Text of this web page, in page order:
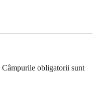
Câmpurile obligatorii sunt